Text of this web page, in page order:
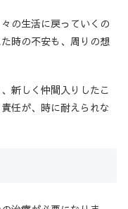
の生活に戻っていくの
時の不安も、周りの想
新しく仲間入りしたこ
任が、時に耐えられな